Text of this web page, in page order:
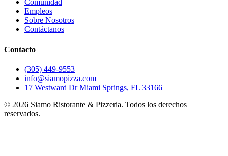
Comunidad
Empleos
Sobre Nosotros
Contáctanos
Contacto
(305) 449-9553
info@siamopizza.com
17 Westward Dr Miami Springs, FL 33166
© 2026 Siamo Ristorante & Pizzeria. Todos los derechos
reservados.